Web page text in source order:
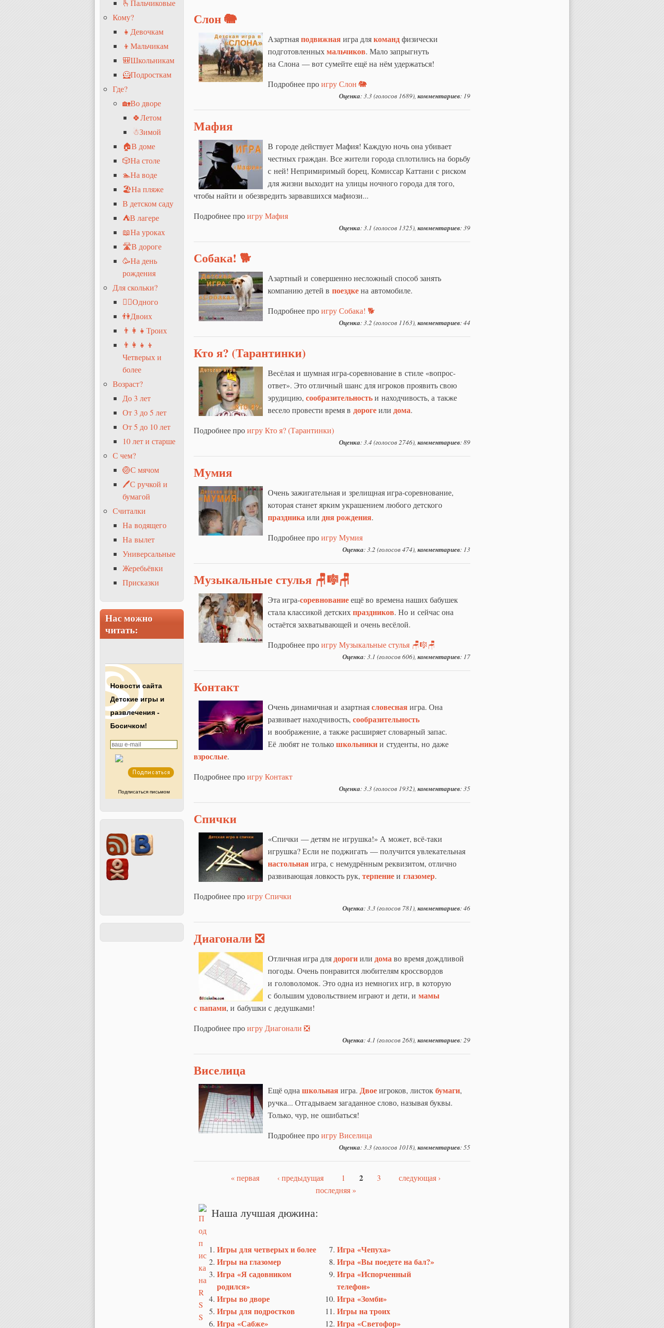
Слон 🐘
Азартнаяподвижнаяигра длякомандфизически
подготовленныхмальчиков. Мало запрыгнуть
на Слона — вот сумейте ещё на нём удержаться!
Подробнее проигру Слон 🐘
Оценка: 3.3 (голосов 1689), комментариев: 19
Мафия
В городе действует Мафия! Каждую ночь она убивает
честных граждан. Все жители города сплотились на борьбу
с ней! Непримиримый борец, Комиссар Каттани с риском
для жизни выходит на улицы ночного города для того,
чтобы найти и обезвредить зарвавшихся мафиози...
Подробнее проигру Мафия
Оценка: 3.1 (голосов 1325), комментариев: 39
Собака! 🐕
Азартный и совершенно несложный способ занять
компанию детей в поездкена автомобиле.
Подробнее проигру Собака! 🐕
Оценка: 3.2 (голосов 1163), комментариев: 44
Кто я? (Тарантинки)
Весёлая и шумная игра-соревнование в стиле «вопрос-
ответ». Это отличный шанс для игроков проявить свою
эрудицию, сообразительностьи находчивость, а также
весело провести время в дорогеили дома.
Подробнее проигру Кто я? (Тарантинки)
Оценка: 3.4 (голосов 2746), комментариев: 89
Мумия
Очень зажигательная и зрелищная игра-соревнование,
которая станет ярким украшением любого детского
праздникаили дня рождения.
Подробнее проигру Мумия
Оценка: 3.2 (голосов 474), комментариев: 13
Музыкальные стулья 🪑🎼🪑
Эта игра-соревнованиеещё во времена наших бабушек
стала классикой детскихпраздников. Но и сейчас она
остаётся захватывающей и очень весёлой.
Подробнее проигру Музыкальные стулья 🪑🎼🪑
Оценка: 3.1 (голосов 606), комментариев: 17
Контакт
Очень динамичная и азартнаясловеснаяигра. Она
развивает находчивость, сообразительность
и воображение, а также расширяет словарный запас.
Её любят не толькошкольникии студенты, но даже
взрослые.
Подробнее проигру Контакт
Оценка: 3.3 (голосов 1932), комментариев: 35
Спички
«Спички — детям не игрушка!» А может, всё-таки
игрушка? Если не поджигать — получится увлекательная
настольнаяигра, с немудрённым реквизитом, отлично
развивающая ловкость рук, терпениеи глазомер.
Подробнее проигру Спички
Оценка: 3.3 (голосов 781), комментариев: 46
Диагонали ❎
Отличная игра длядорогиили домаво время дождливой
погоды. Очень понравится любителям кроссвордов
и головоломок. Это одна из немногих игр, в которую
с большим удовольствием играют и дети, и мамы
с папами, и бабушки с дедушками!
Подробнее проигру Диагонали ❎
Оценка: 4.1 (голосов 268), комментариев: 29
Виселица
Ещё одна школьнаяигра. Двоеигроков, листокбумаги,
ручка... Отгадываем загаданное слово, называя буквы.
Только, чур, не ошибаться!
Подробнее проигру Виселица
Оценка: 3.3 (голосов 1018), комментариев: 55
Страницы
« первая ‹ предыдущая 1 2 3
следующая ›
последняя »
Наша лучшая дюжина:
Игры для четверых и более
Игры на глазомер
Игра «Я садовником
родился»
Игры во дворе
Игры для подростков
Игра «Сабже»
Игра «Чепуха»
Игра «Вы поедете на бал?»
Игра «Испорченный
телефон»
Игра «Зомби»
Игры на троих
Игра «Светофор»
🫰Пальчиковые
Кому?
👧Девочкам
👦Мальчикам
🎒Школьникам
🦸Подросткам
Где?
🏡Во дворе
🍀Летом
☃Зимой
🏠В доме
🎲На столе
🏊На воде
🏖На пляже
В детском саду
⛺В лагере
📖На уроках
🛣В дороге
🥳На день
рождения
Для скольки?
🧍‍♂️Одного
👫Двоих
👨‍👩‍👧Троих
👨‍👩‍👧‍👦
Четверых и
более
Возраст?
До 3 лет
От 3 до 5 лет
От 5 до 10 лет
10 лет и старше
С чем?
🏐С мячом
🖊С ручкой и
бумагой
Считалки
На водящего
На вылет
Универсальные
Жеребьёвки
Присказки
Нас можно
читать:
Новости сайта
Детские игры и
развлечения -
Босичком!
Подписаться письмом